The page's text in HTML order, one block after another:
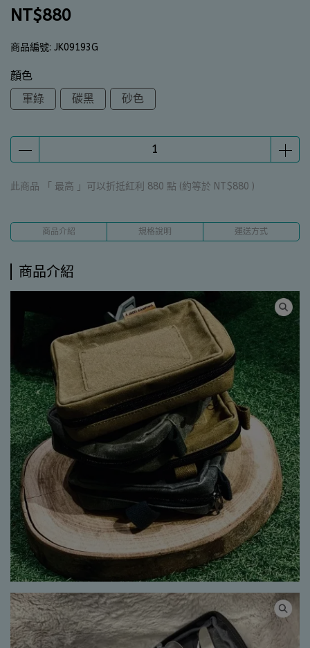
NT$880
商品編號: JK09193G
顏色
軍綠
碳黑 砂色
此商品 「 最高 」可以折抵紅利 880 點 (約等於 NT$880 )
商品介紹 規格說明 運送方式
商品介紹